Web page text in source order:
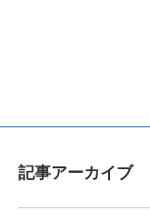
記事アーカイブ